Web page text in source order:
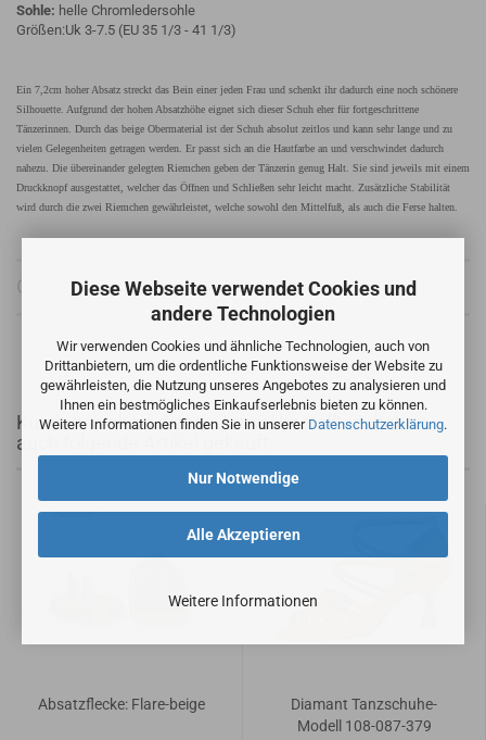
Diese Webseite verwendet Cookies und
andere Technologien
Wir verwenden Cookies und ähnliche Technologien, auch von
Drittanbietern, um die ordentliche Funktionsweise der Website zu
gewährleisten, die Nutzung unseres Angebotes zu analysieren und
Ihnen ein bestmögliches Einkaufserlebnis bieten zu können.
Weitere Informationen finden Sie in unserer Datenschutzerklärung.
Alle Akzeptieren
Nur Notwendige
Weitere Informationen
Sohle: helle Chromledersohle
Größen:Uk 3-7.5 (EU 35 1/3 - 41 1/3)
Ein 7,2cm hoher Absatz streckt das Bein einer jeden Frau und schenkt ihr dadurch eine noch schönere
Silhouette. Aufgrund der hohen Absatzhöhe eignet sich dieser Schuh eher für fortgeschrittene
Tänzerinnen. Durch das beige Obermaterial ist der Schuh absolut zeitlos und kann sehr lange und zu
vielen Gelegenheiten getragen werden. Er passt sich an die Hautfarbe an und verschwindet dadurch
nahezu. Die übereinander gelegten Riemchen geben der Tänzerin genug Halt. Sie sind jeweils mit einem
Druckknopf ausgestattet, welcher das Öffnen und Schließen sehr leicht macht. Zusätzliche Stabilität
wird durch die zwei Riemchen gewährleistet, welche sowohl den Mittelfuß, als auch die Ferse halten.
Größentabelle
Kunden, welche diesen Artikel bestellten, haben
auch folgende Artikel gekauft:
Absatzflecke: Flare-beige
Diamant Tanzschuhe-
Modell 108-087-379